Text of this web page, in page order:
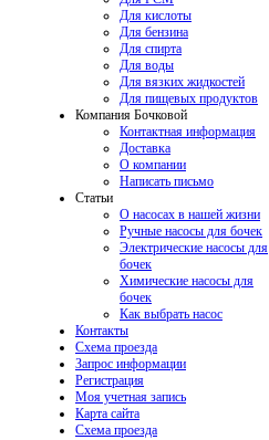
Для кислоты
Для бензина
Для спирта
Для воды
Для вязких жидкостей
Для пищевых продуктов
Компания Бочковой
Контактная информация
Доставка
О компании
Написать письмо
Cтатьи
О насосах в нашей жизни
Ручные насосы для бочек
Электрические насосы для
бочек
Химические насосы для
бочек
Как выбрать насос
Контакты
Схема проезда
Запрос информации
Регистрация
Моя учетная запись
Карта сайта
Схема проезда